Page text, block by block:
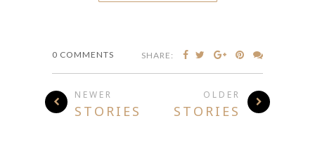
0 COMMENTS SHARE:
NEWER
STORIES
OLDER
STORIES